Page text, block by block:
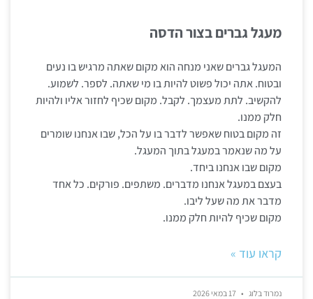
מעגל גברים בצור הדסה
המעגל גברים שאני מנחה הוא מקום שאתה מרגיש בו נעים
ובטוח. אתה יכול פשוט להיות בו מי שאתה. לספר. לשמוע.
להקשיב. לתת מעצמך. לקבל. מקום שכיף לחזור אליו ולהיות
חלק ממנו.
זה מקום בטוח שאפשר לדבר בו על הכל, שבו אנחנו שומרים
על מה שנאמר במעגל בתוך המעגל.
מקום שבו אנחנו ביחד.
בעצם במעגל אנחנו מדברים. משתפים. פורקים. כל אחד
מדבר את מה שעל ליבו.
מקום שכיף להיות חלק ממנו.
קראו עוד »
נמרוד בלוג